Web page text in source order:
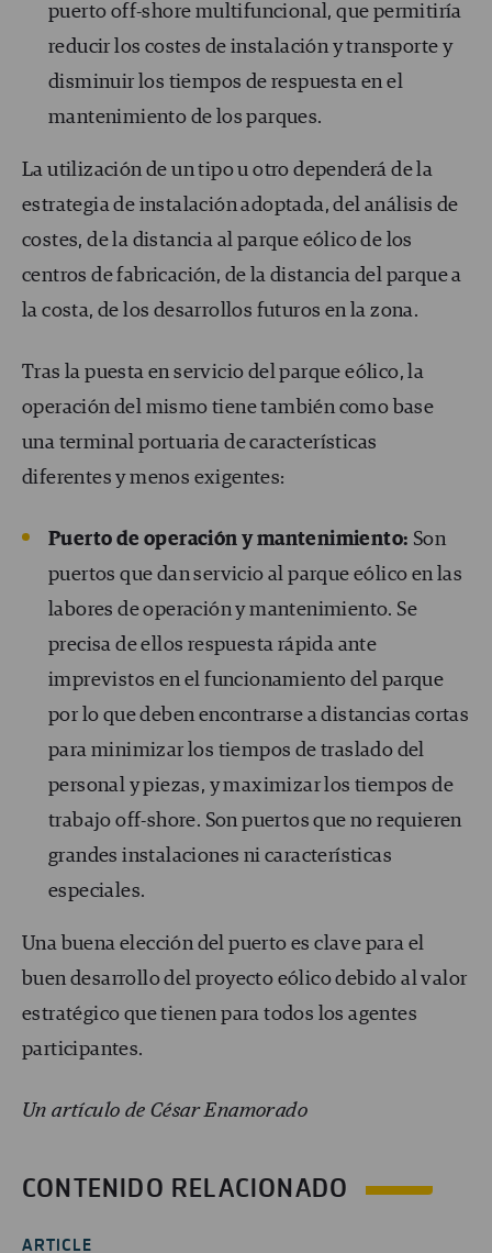
puerto off-shore multifuncional, que permitiría
reducir los costes de instalación y transporte y
disminuir los tiempos de respuesta en el
mantenimiento de los parques.
La utilización de un tipo u otro dependerá de la
estrategia de instalación adoptada, del análisis de
costes, de la distancia al parque eólico de los
centros de fabricación, de la distancia del parque a
la costa, de los desarrollos futuros en la zona.
Tras la puesta en servicio del parque eólico, la
operación del mismo tiene también como base
una terminal portuaria de características
diferentes y menos exigentes:
Puerto de operación y mantenimiento: Son
puertos que dan servicio al parque eólico en las
labores de operación y mantenimiento. Se
precisa de ellos respuesta rápida ante
imprevistos en el funcionamiento del parque
por lo que deben encontrarse a distancias cortas
para minimizar los tiempos de traslado del
personal y piezas, y maximizar los tiempos de
trabajo off-shore. Son puertos que no requieren
grandes instalaciones ni características
especiales.
Una buena elección del puerto es clave para el
buen desarrollo del proyecto eólico debido al valor
estratégico que tienen para todos los agentes
participantes.
Un artículo de César Enamorado
CONTENIDO RELACIONADO
ARTICLE